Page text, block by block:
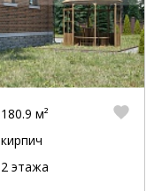
180.9 м²
кирпич
2 этажа